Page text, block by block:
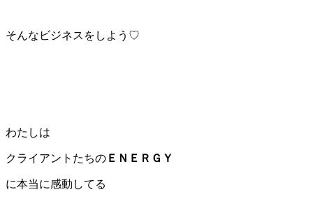
そんなビジネスをしよう♡
わたしは
クライアントたちの ＥＮＥＲＧＹ
に本当に感動してる